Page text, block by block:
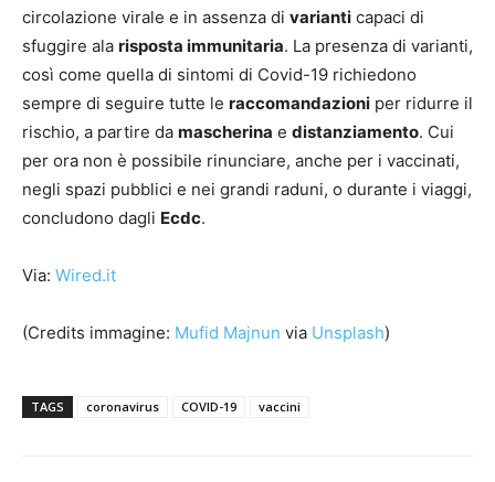
circolazione virale e in assenza di varianti capaci di
sfuggire ala risposta immunitaria. La presenza di varianti,
così come quella di sintomi di Covid-19 richiedono
sempre di seguire tutte le raccomandazioni per ridurre il
rischio, a partire da mascherina e distanziamento. Cui
per ora non è possibile rinunciare, anche per i vaccinati,
negli spazi pubblici e nei grandi raduni, o durante i viaggi,
concludono dagli Ecdc.
Via: Wired.it
(Credits immagine: Mufid Majnun via Unsplash)
TAGS coronavirus COVID-19 vaccini